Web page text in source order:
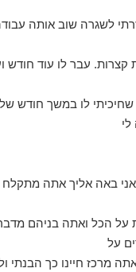
לשגרה שוב אותה
קצרות. עבר לו עוד חודש
לו במשך חודש
באה אליך אתה מתקלח
על הכל ואתה בניהם
על
מרכז חיינו כך הבנתי